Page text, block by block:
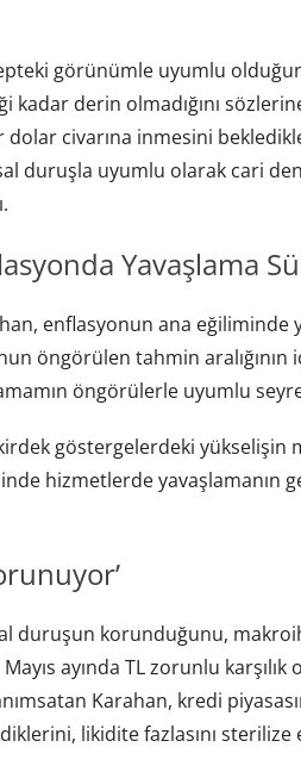
görünümle uyumlu
derin olmadığını
dolar civarına inmesini
duruşla uyumlu olarak cari
Yavaşlama
enflasyonun ana
öngörülen tahmin
öngörülerle uyumlu
göstergelerdeki yükselişin
hizmetlerde yavaşlamanın
duruşun korunduğunu,
ayında TL zorunlu karşılık
Karahan, kredi
likidite fazlasını